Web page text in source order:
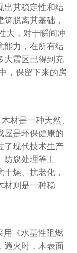
出其稳定性和结
脱离其基础，
大，对于瞬间冲
能力，在所有结
大震区已得到充
，保留下来的房
材是一种天然、
屋是环保健康的
了现代技术生产
防腐处理等工
燥、抗老化，
材则是一种稳
《水基性阻燃
遇火时，木表面